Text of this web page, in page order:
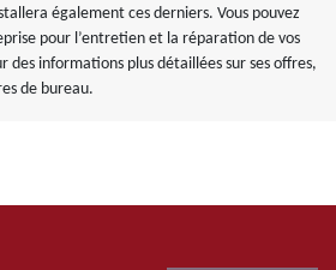
également ces derniers. Vous pouvez
pour l’entretien et la réparation de vos
des informations plus détaillées sur ses offres,
de bureau.